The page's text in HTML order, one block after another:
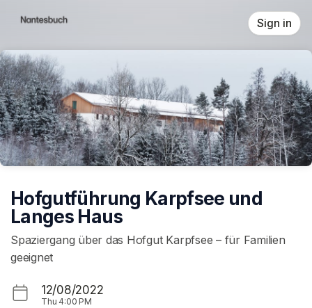
Sign in
Hofgutführung Karpfsee und
Langes Haus
Spaziergang über das Hofgut Karpfsee – für Familien
geeignet
12/08/2022
Thu 4:00 PM